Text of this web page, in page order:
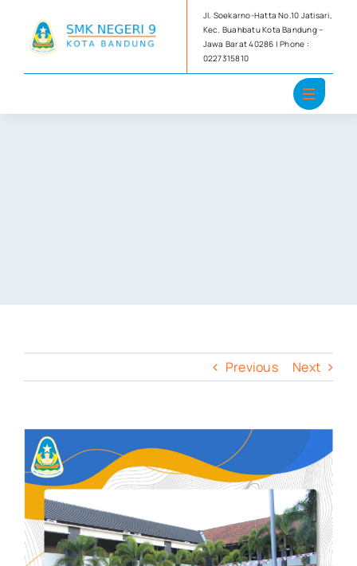
content
Jl. Soekarno-Hatta No.10 Jatisari,
Kec. Buahbatu Kota Bandung –
Jawa Barat 40286 | Phone :
0227315810
Previous Next
View
Larger
Image